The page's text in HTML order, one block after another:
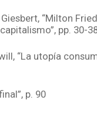
“Milton
pp. 30-
“La utopía
p. 90